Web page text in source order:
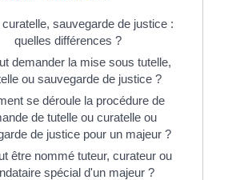
curatelle, sauvegarde de justice :
quelles différences ?
demander la mise sous tutelle,
ou sauvegarde de justice ?
se déroule la procédure de
de tutelle ou curatelle ou
de justice pour un majeur ?
être nommé tuteur, curateur ou
spécial d'un majeur ?